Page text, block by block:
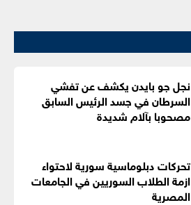
نجل جو بايدن يكشف عن تفشي
السرطان في جسد الرئيس السابق
مصحوبا بآلام شديدة
تحركات دبلوماسية سورية لاحتواء
ازمة الطلاب السوريين في الجامعات
المصرية